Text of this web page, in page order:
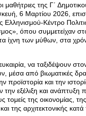
μαθήτριες της Γ΄
6 Μαρτίου 2026,
Ελληνισμού-Κέντρο
όπου συμμετείχαν
ίχνη των μύθων, στα
να ταξιδέψουν
μέσα από βιωματικές
προϊστορία και την
την εξέλιξη και ανάπτυξη
τομείς της οικονομίας,
της αρχιτεκτονικής κατά